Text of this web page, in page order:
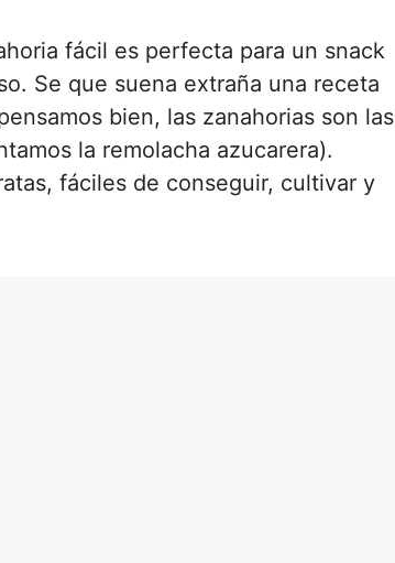
fácil es perfecta para un snack
Se que suena extraña una receta
bien, las zanahorias son las
la remolacha azucarera).
fáciles de conseguir, cultivar y